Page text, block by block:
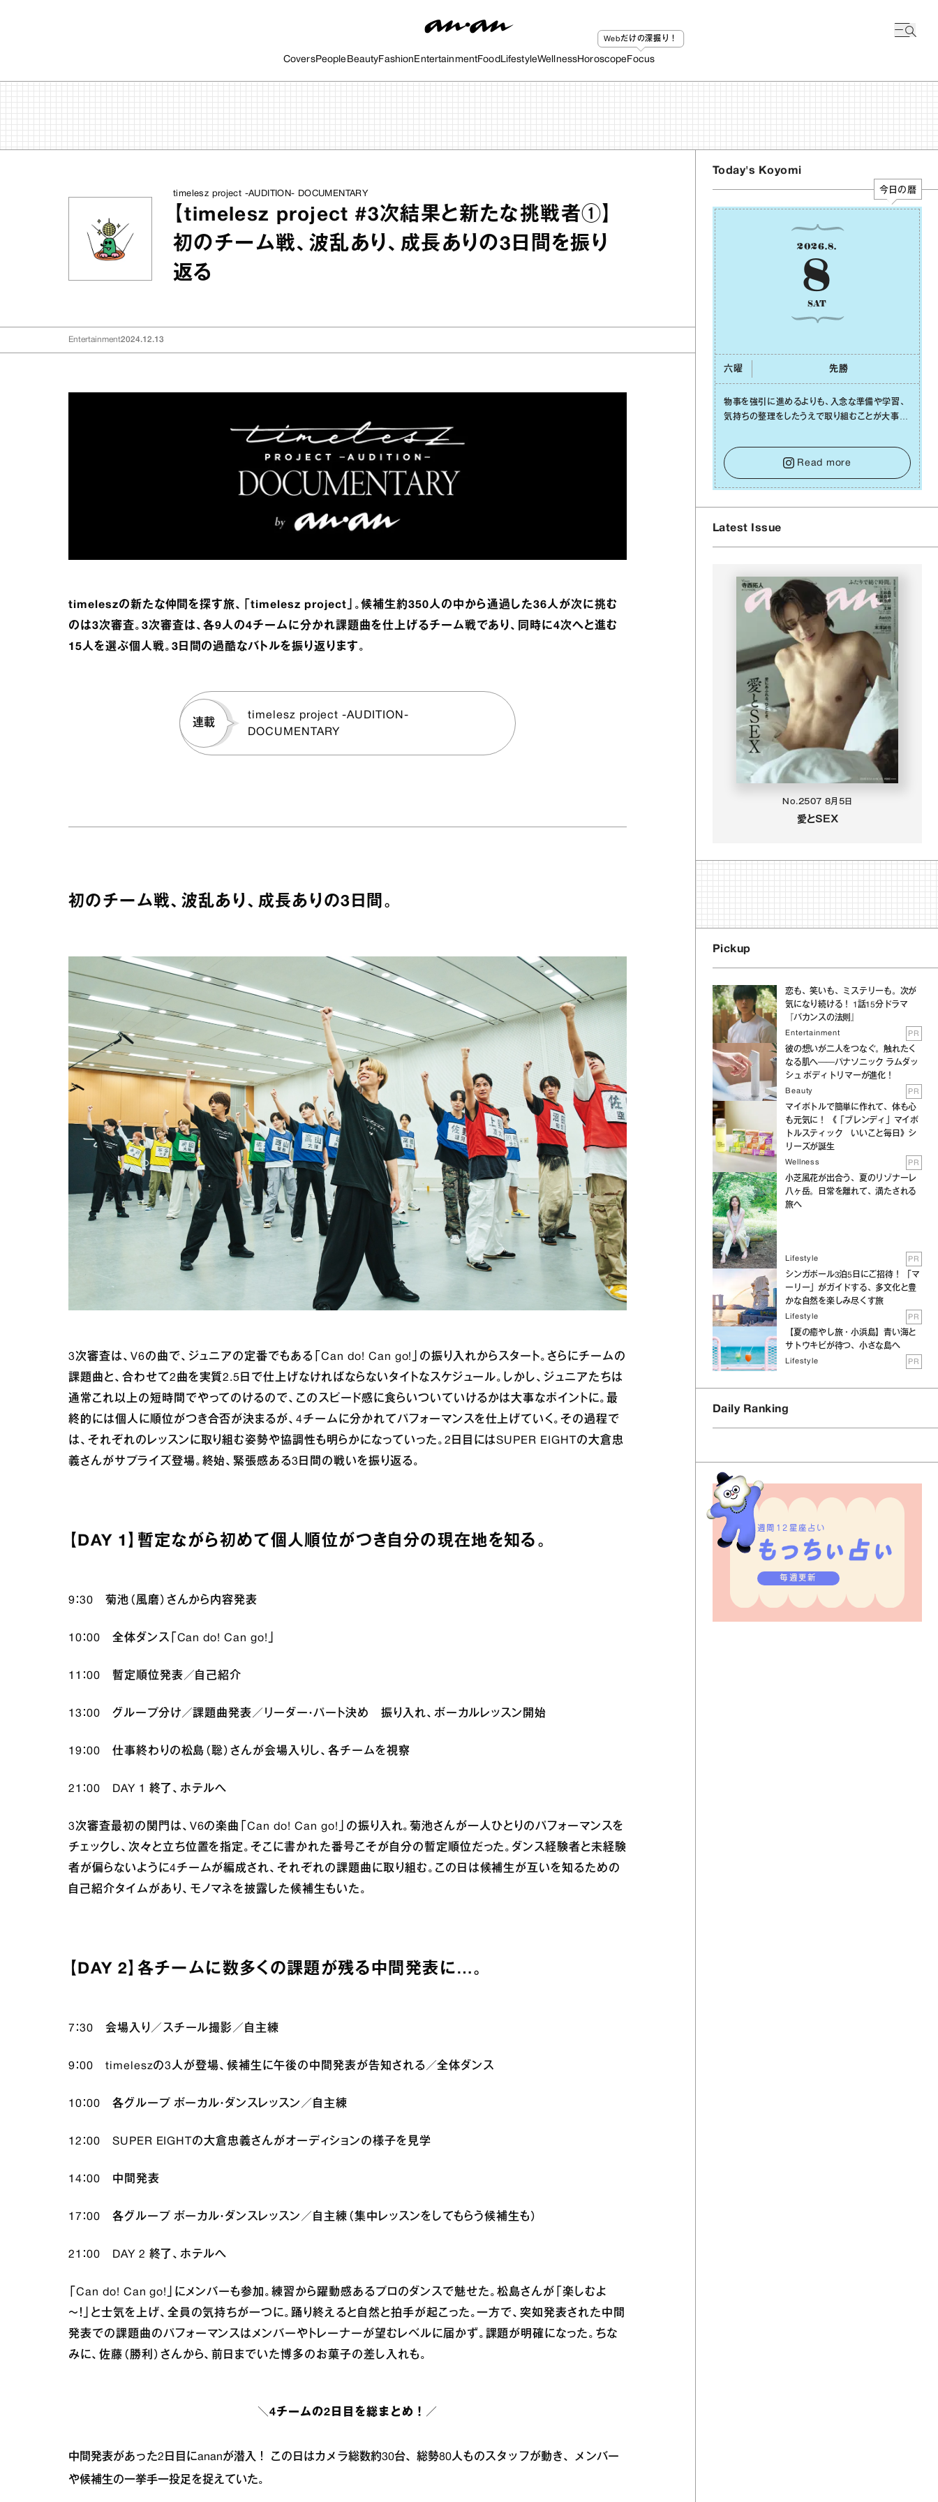
CoversPeople BeautyFashion EntertainmentFood LifestyleWellnessHoroscope
Webだけの深掘り！
Focus
timelesz project -AUDITION- DOCUMENTARY
【timelesz project #3次結果と新たな挑戦者①】
初のチーム戦、波乱あり、成長ありの3日間を振り
返る
Entertainment2024.12.13
timeleszの新たな仲間を探す旅、「timelesz project」。候補生約350人の中から通過した36人が次に挑む
のは3次審査。3次審査は、各9人の4チームに分かれ課題曲を仕上げるチーム戦であり、同時に4次へと進む
15人を選ぶ個人戦。3日間の過酷なバトルを振り返ります。
連載
timelesz project -AUDITION-
DOCUMENTARY
初のチーム戦、波乱あり、成長ありの3日間。
3次審査は、V6の曲で、ジュニアの定番でもある「Can do! Can go!」の振り入れからスタート。さらにチームの
課題曲と、合わせて2曲を実質2.5日で仕上げなければならないタイトなスケジュール。しかし、ジュニアたちは
通常これ以上の短時間でやってのけるので、このスピード感に食らいついていけるかは大事なポイントに。最
終的には個人に順位がつき合否が決まるが、4チームに分かれてパフォーマンスを仕上げていく。その過程で
は、それぞれのレッスンに取り組む姿勢や協調性も明らかになっていった。2日目にはSUPER EIGHTの大倉忠
義さんがサプライズ登場。終始、緊張感ある3日間の戦いを振り返る。
【DAY 1】暫定ながら初めて個人順位がつき自分の現在地を知る。
9：30 菊池（風磨）さんから内容発表
10：00 全体ダンス「Can do! Can go!」
11：00 暫定順位発表／自己紹介
13：00 グループ分け／課題曲発表／リーダー・パート決め 振り入れ、ボーカルレッスン開始
19：00 仕事終わりの松島（聡）さんが会場入りし、各チームを視察
21：00 DAY 1 終了、ホテルへ
3次審査最初の関門は、V6の楽曲「Can do! Can go!」の振り入れ。菊池さんが一人ひとりのパフォーマンスを
チェックし、次々と立ち位置を指定。そこに書かれた番号こそが自分の暫定順位だった。ダンス経験者と未経験
者が偏らないように4チームが編成され、それぞれの課題曲に取り組む。この日は候補生が互いを知るための
自己紹介タイムがあり、モノマネを披露した候補生もいた。
【DAY 2】各チームに数多くの課題が残る中間発表に…。
7：30 会場入り／スチール撮影／自主練
9：00 timeleszの3人が登場、候補生に午後の中間発表が告知される／全体ダンス
10：00 各グループ ボーカル・ダンスレッスン／自主練
12：00 SUPER EIGHTの大倉忠義さんがオーディションの様子を見学
14：00 中間発表
17：00 各グループ ボーカル・ダンスレッスン／自主練（集中レッスンをしてもらう候補生も）
21：00 DAY 2 終了、ホテルへ
「Can do! Can go!」にメンバーも参加。練習から躍動感あるプロのダンスで魅せた。松島さんが「楽しむよ
～！」と士気を上げ、全員の気持ちが一つに。踊り終えると自然と拍手が起こった。一方で、突如発表された中間
発表での課題曲のパフォーマンスはメンバーやトレーナーが望むレベルに届かず。課題が明確になった。ちな
みに、佐藤（勝利）さんから、前日までいた博多のお菓子の差し入れも。
＼4チームの2日目を総まとめ！／
中間発表があった2日目にananが潜入！ この日はカメラ総数約30台、総勢80人ものスタッフが動き、メンバー
や候補生の一挙手一投足を捉えていた。
Today's Koyomi
今日の暦
2026.8.
8
SAT
六曜 先勝
物事を強引に進めるよりも、⼊念な準備や学習、
気持ちの整理をしたうえで取り組むことが⼤事な
も焦らないで。意思を伝える⼯夫をしたり、あなた
⾃⾝や疲れていそうな⼈をいたわることに時間を
使いましょう。ここでしっかりとエネルギーを蓄
え、困難を乗り越える⼒に変えましょう。
Read more
Latest Issue
No.2507 8月5日
愛とSEX
Pickup
恋も、笑いも、ミステリーも。次が
気になり続ける！ 1話15分ドラマ
『バカンスの法則』
Entertainment PR
彼の想いが二人をつなぐ。触れたく
なる肌へ──パナソニック ラムダッ
シュ ボディトリマーが進化！
Beauty PR
マイボトルで簡単に作れて、体も心
も元気に！ 《「ブレンディ」マイボ
トルスティック いいこと毎日》シ
リーズが誕生
Wellness PR
小芝風花が出合う、夏のリゾナーレ
八ヶ岳。日常を離れて、満たされる
旅へ
Lifestyle PR
シンガポール3泊5日にご招待！ 「マ
ーリー」がガイドする、多文化と豊
かな自然を楽しみ尽くす旅
Lifestyle PR
【夏の癒やし旅・小浜島】青い海と
サトウキビが待つ、小さな島へ
Lifestyle PR
Daily Ranking
週間12星座占い
毎週更新